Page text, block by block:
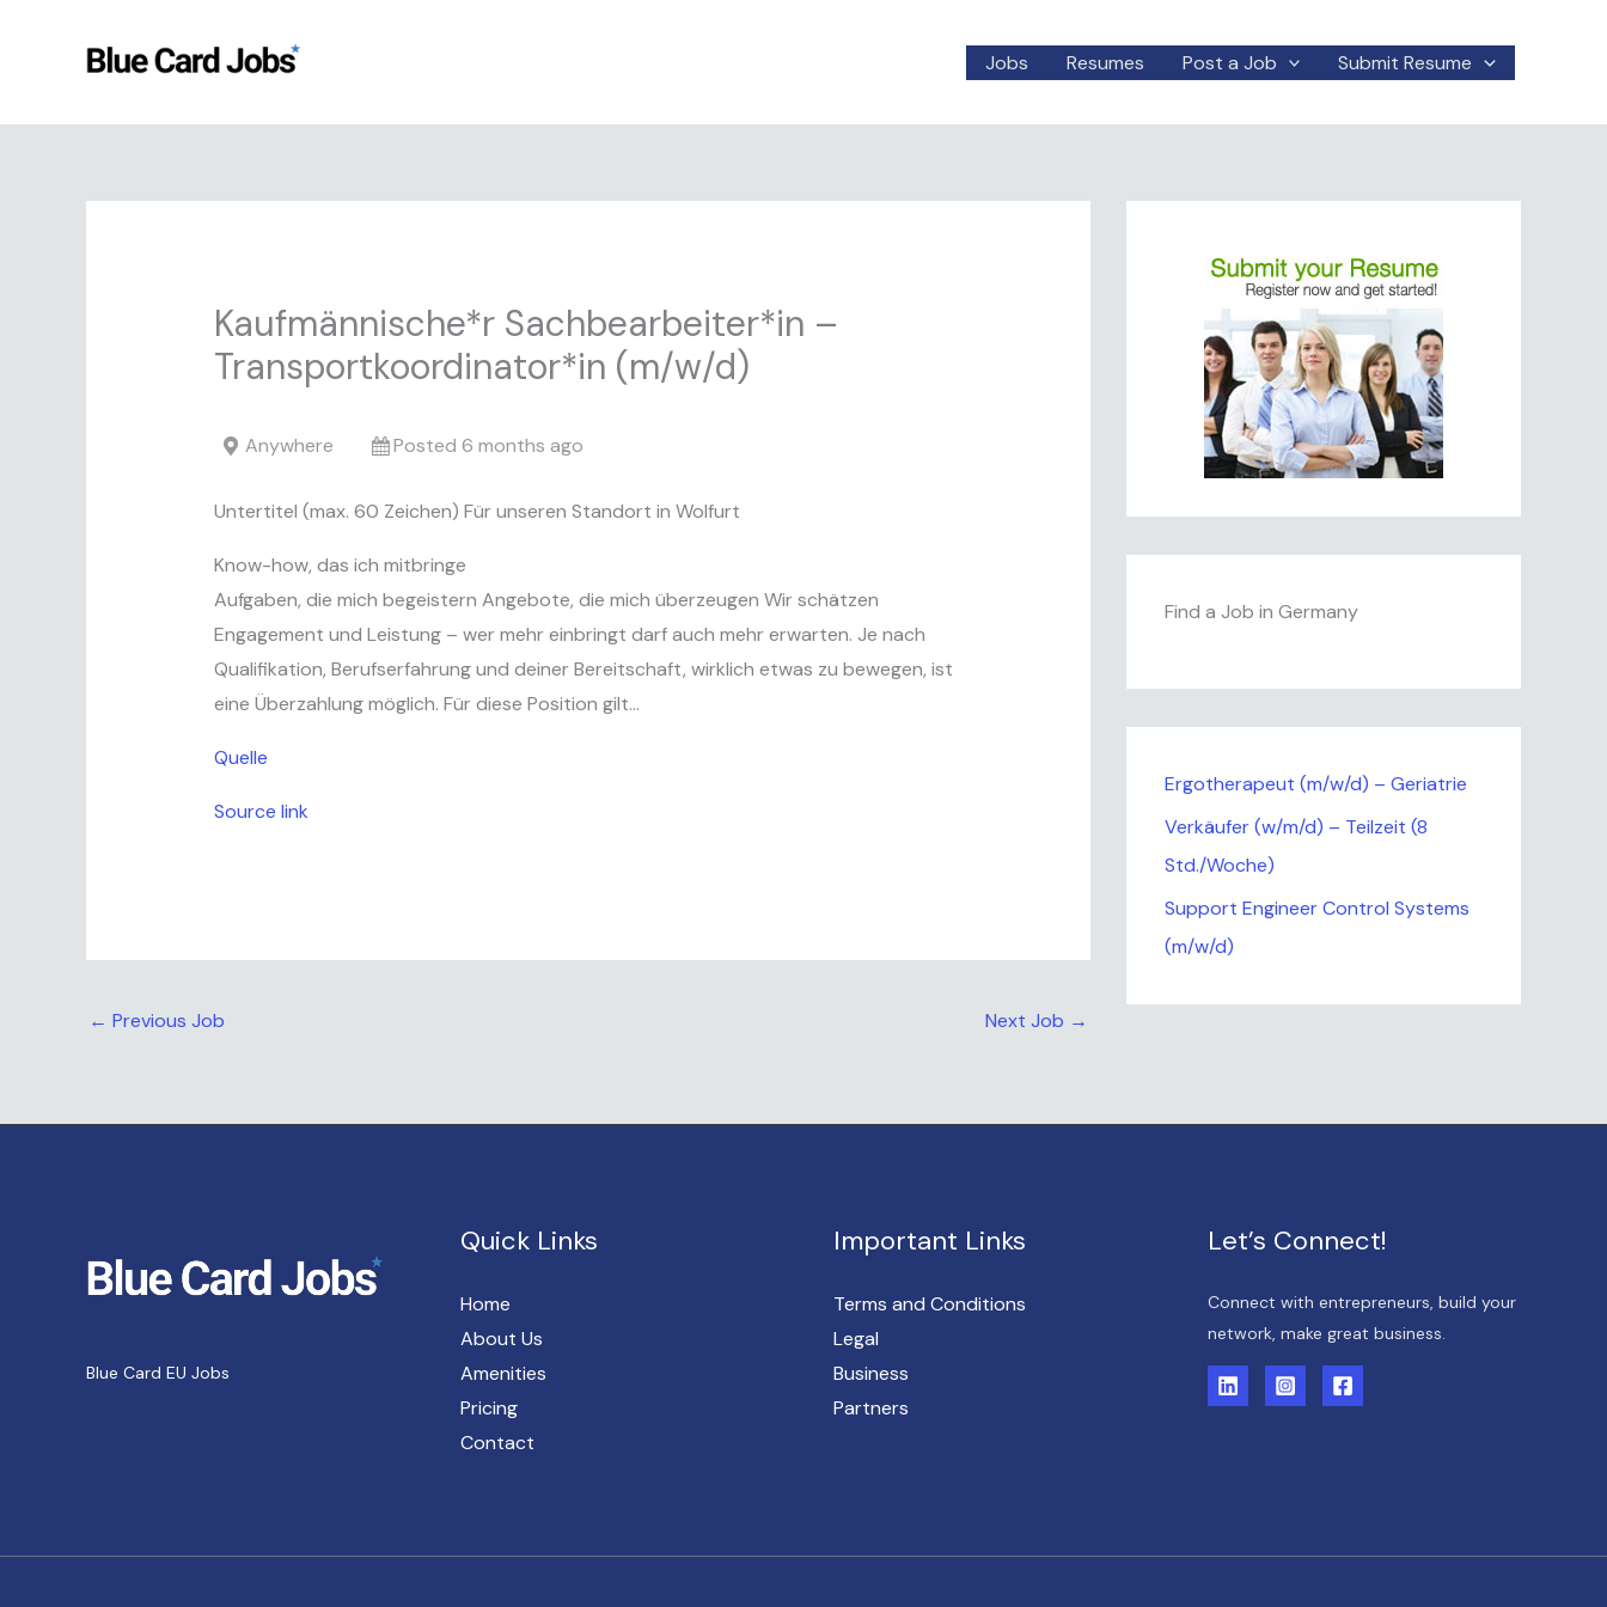
Jobs Resumes Post a Job Submit Resume
Kaufmännische*r Sachbearbeiter*in –
Transportkoordinator*in (m/w/d)
Anywhere Posted 6 months ago
Untertitel (max. 60 Zeichen) Für unseren Standort in Wolfurt
Know-how, das ich mitbringe
Aufgaben, die mich begeistern Angebote, die mich überzeugen Wir schätzen
Engagement und Leistung – wer mehr einbringt darf auch mehr erwarten. Je nach
Qualifikation, Berufserfahrung und deiner Bereitschaft, wirklich etwas zu bewegen, ist
eine Überzahlung möglich. Für diese Position gilt…
Quelle
Source link
← Previous Job Next Job →
Find a Job in Germany
Ergotherapeut (m/w/d) – Geriatrie
Verkäufer (w/m/d) – Teilzeit (8
Std./Woche)
Support Engineer Control Systems
(m/w/d)
Blue Card EU Jobs
Quick Links
Home
About Us
Amenities
Pricing
Contact
Important Links
Terms and Conditions
Legal
Business
Partners
Let’s Connect!
Connect with entrepreneurs, build your
network, make great business.